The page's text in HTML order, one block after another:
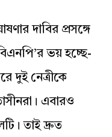
দাবির প্রসঙ্গে
ভয় হচ্ছে-
দুই নেত্রীকে
এবারও
তাই দ্রুত